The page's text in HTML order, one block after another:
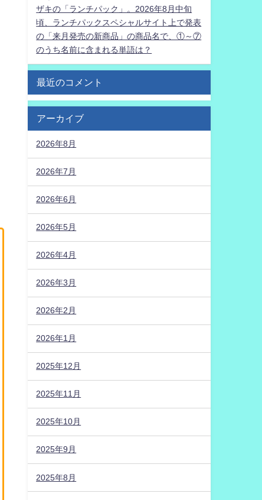
ザキの「ランチパック」。2026年8月中旬
頃、ランチパックスペシャルサイト上で発表
の「来月発売の新商品」の商品名で、①～⑦
のうち名前に含まれる単語は？
最近のコメント
アーカイブ
2026年8月
2026年7月
2026年6月
2026年5月
2026年4月
2026年3月
2026年2月
2026年1月
2025年12月
2025年11月
2025年10月
2025年9月
2025年8月